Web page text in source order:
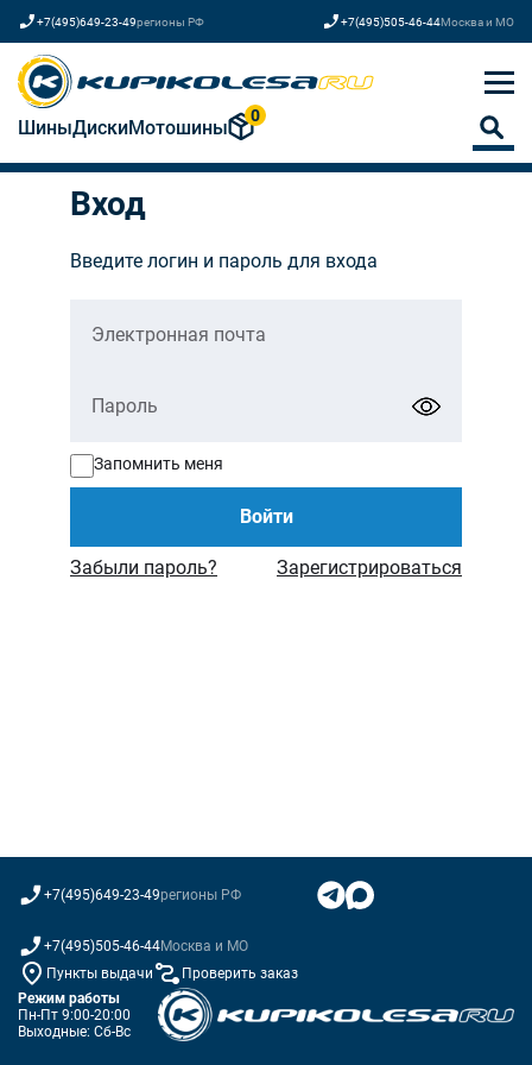
+7(495)649-23-49регионы РФ +7(495)505-46-44Москва и МО
ШиныДискиМотошины
0
Вход
Введите логин и пароль для входа
Запомнить меня
Войти
Забыли пароль? Зарегистрироваться
+7(495)649-23-49регионы РФ
+7(495)505-46-44Москва и МО
Пункты выдачи
Проверить заказ
Режим работы
Пн-Пт 9:00-20:00
Выходные: Сб-Вс